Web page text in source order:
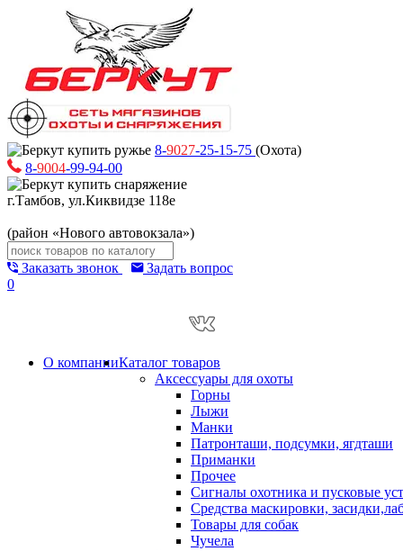
8-9027-25-15-75 (Охота)
8-9004-99-94-00
г.Тамбов, ул.Киквидзе 118е
(район «Нового автовокзала»)
Заказать звонок
Задать вопрос
0
О компанииКаталог товаров
Аксессуары для охоты
Горны
Лыжи
Манки
Патронташи, подсумки, ягдташи
Приманки
Прочее
Сигналы охотника и пусковые
Средства маскировки,
Товары для собак
Чучела